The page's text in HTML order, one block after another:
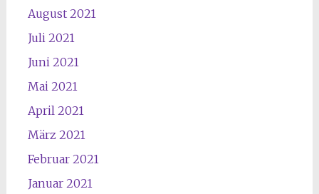
August 2021
Juli 2021
Juni 2021
Mai 2021
April 2021
März 2021
Februar 2021
Januar 2021